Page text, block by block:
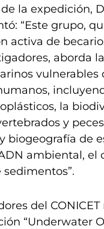
la expedición,
“Este grupo,
activa de
aborda
vulnerables
la
y
biogeografía de
ambiental, el
del CONICET
“Underwater